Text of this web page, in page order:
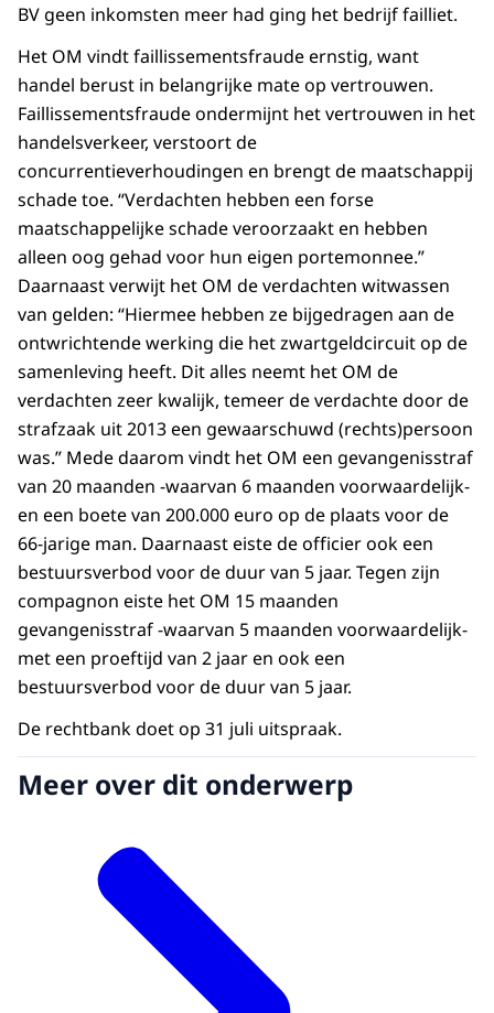
BV geen inkomsten meer had ging het bedrijf failliet.
Het OM vindt faillissementsfraude ernstig, want
handel berust in belangrijke mate op vertrouwen.
Faillissementsfraude ondermijnt het vertrouwen in het
handelsverkeer, verstoort de
concurrentieverhoudingen en brengt de maatschappij
schade toe. “Verdachten hebben een forse
maatschappelijke schade veroorzaakt en hebben
alleen oog gehad voor hun eigen portemonnee.”
Daarnaast verwijt het OM de verdachten witwassen
van gelden: “Hiermee hebben ze bijgedragen aan de
ontwrichtende werking die het zwartgeldcircuit op de
samenleving heeft. Dit alles neemt het OM de
verdachten zeer kwalijk, temeer de verdachte door de
strafzaak uit 2013 een gewaarschuwd (rechts)persoon
was.” Mede daarom vindt het OM een gevangenisstraf
van 20 maanden -waarvan 6 maanden voorwaardelijk-
en een boete van 200.000 euro op de plaats voor de
66-jarige man. Daarnaast eiste de officier ook een
bestuursverbod voor de duur van 5 jaar. Tegen zijn
compagnon eiste het OM 15 maanden
gevangenisstraf -waarvan 5 maanden voorwaardelijk-
met een proeftijd van 2 jaar en ook een
bestuursverbod voor de duur van 5 jaar.
De rechtbank doet op 31 juli uitspraak.
Meer over dit onderwerp